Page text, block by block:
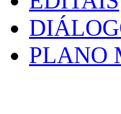
PLANO